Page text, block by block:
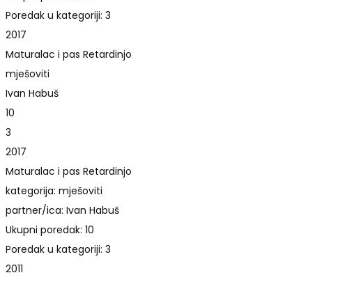
Poredak u kategoriji: 3
2017
Maturalac i pas Retardinjo
mješoviti
Ivan Habuš
10
3
2017
Maturalac i pas Retardinjo
kategorija: mješoviti
partner/ica: Ivan Habuš
Ukupni poredak: 10
Poredak u kategoriji: 3
2011